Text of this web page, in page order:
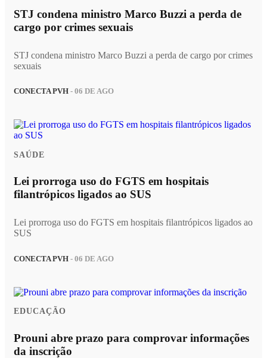
STJ condena ministro Marco Buzzi a perda de
cargo por crimes sexuais
STJ condena ministro Marco Buzzi a perda de cargo por crimes
sexuais
CONECTA PVH - 06 DE AGO
SAÚDE
Lei prorroga uso do FGTS em hospitais
filantrópicos ligados ao SUS
Lei prorroga uso do FGTS em hospitais filantrópicos ligados ao
SUS
CONECTA PVH - 06 DE AGO
EDUCAÇÃO
Prouni abre prazo para comprovar informações
da inscrição